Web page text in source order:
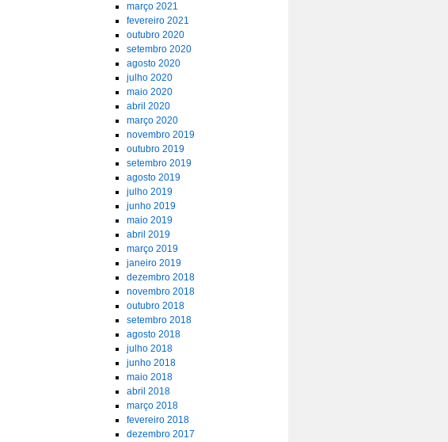
março 2021
fevereiro 2021
outubro 2020
setembro 2020
agosto 2020
julho 2020
maio 2020
abril 2020
março 2020
novembro 2019
outubro 2019
setembro 2019
agosto 2019
julho 2019
junho 2019
maio 2019
abril 2019
março 2019
janeiro 2019
dezembro 2018
novembro 2018
outubro 2018
setembro 2018
agosto 2018
julho 2018
junho 2018
maio 2018
abril 2018
março 2018
fevereiro 2018
dezembro 2017